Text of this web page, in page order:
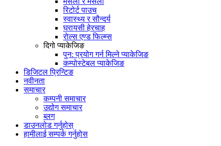
रिटोर्ट पाउच
स्वास्थ्य र सौन्दर्य
घरायसी हेरचाह
रोल्स एण्ड फिल्म्स
दिगो प्याकेजिङ
पुन: प्रयोग गर्न मिल्ने प्याकेजिङ
कम्पोस्टेबल प्याकेजिङ
डिजिटल प्रिन्टिङ
नवीनता
समाचार
कम्पनी समाचार
उद्योग समाचार
ब्लग
डाउनलोड गर्नुहोस्
हामीलाई सम्पर्क गर्नुहोस